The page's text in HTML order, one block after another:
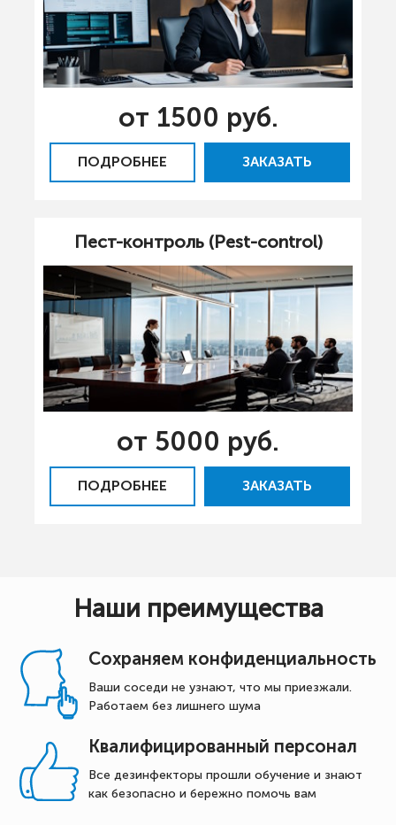
от 1500 руб.
ПОДРОБНЕЕ ЗАКАЗАТЬ
Пест-контроль (Pest-control)
от 5000 руб.
ПОДРОБНЕЕ ЗАКАЗАТЬ
Наши преимущества
Сохраняем конфиденциальность
Ваши соседи не узнают, что мы приезжали.
Работаем без лишнего шума
Квалифицированный персонал
Все дезинфекторы прошли обучение и знают
как безопасно и бережно помочь вам